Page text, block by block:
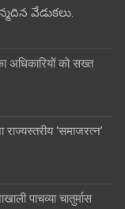
వేడుకలు.
अधिकारियों को सख्त
‘समाजरत्न’
पाचव्या चातुर्मास